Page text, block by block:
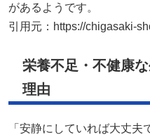
があるようです。
引用元： https://chigasaki-
栄養不足・不健康
理由
「安静にしていれば大丈